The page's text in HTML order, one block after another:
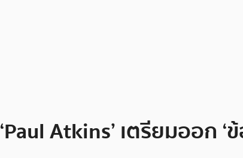
Atkins’ เตรียมออก